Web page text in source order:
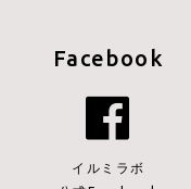
Facebook
イルミラボ